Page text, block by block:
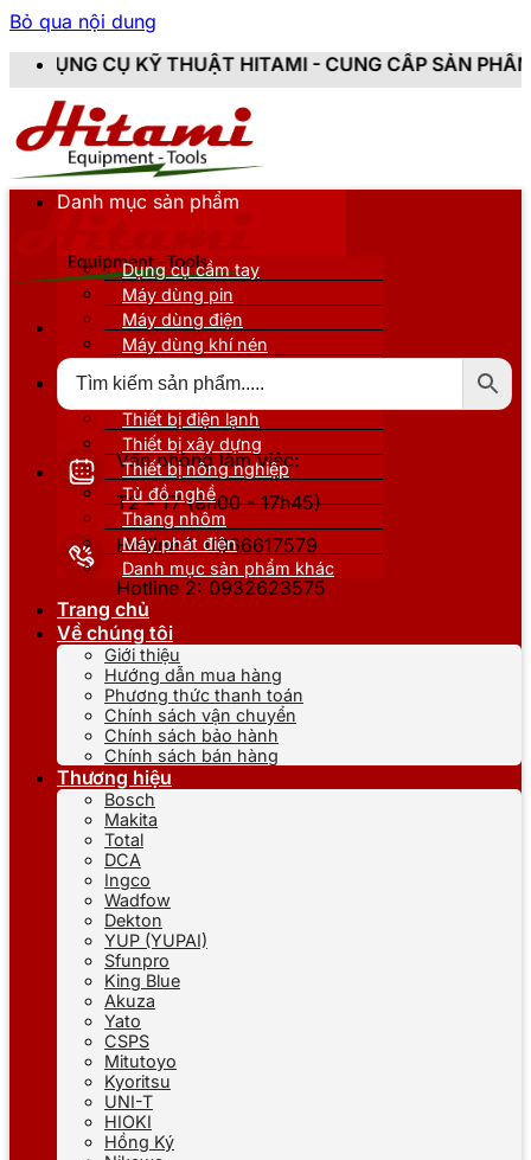
Bỏ qua nội dung
THUẬT HITAMI - CUNG CẤP SẢN PHẨM CHÍNH
Văn phòng làm việc:
T2 - T7 (8h00 - 17h45)
Hotline 1: 0866617579
Hotline 2: 0932623575
Danh mục sản phẩm
Dụng cụ cầm tay
Máy dùng pin
Máy dùng điện
Máy dùng khí nén
Thiết bị nâng đỡ
Thiết bị điện lạnh
Thiết bị xây dựng
Thiết bị nông nghiệp
Tủ đồ nghề
Thang nhôm
Máy phát điện
Danh mục sản phẩm khác
Trang chủ
Về chúng tôi
Giới thiệu
Hướng dẫn mua hàng
Phương thức thanh toán
Chính sách vận chuyển
Chính sách bảo hành
Chính sách bán hàng
Thương hiệu
Bosch
Makita
Total
DCA
Ingco
Wadfow
Dekton
YUP (YUPAI)
Sfunpro
King Blue
Akuza
Yato
CSPS
Mitutoyo
Kyoritsu
UNI-T
HIOKI
Hồng Ký